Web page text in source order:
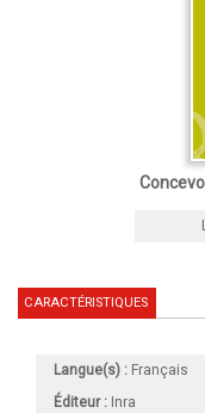
CARACTÉRISTIQUES
Langue(s) : Français
Éditeur : Inra